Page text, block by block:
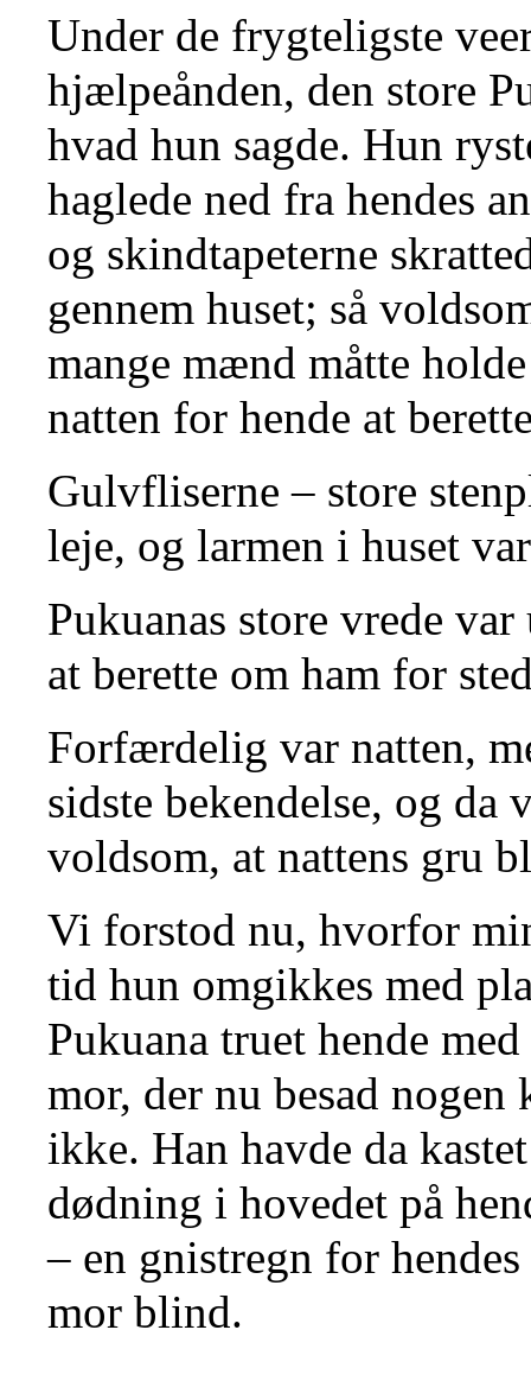
Under de frygteligste
hjælpeånden, den store
hvad hun sagde. Hun
haglede ned fra hendes
og skindtapeterne
gennem huset; så
mange mænd måtte
natten for hende at
Gulvfliserne – store
leje, og larmen i huset
Pukuanas store vrede
at berette om ham for
Forfærdelig var natten,
sidste bekendelse, og da
voldsom, at nattens gru
Vi forstod nu, hvorfor
tid hun omgikkes med
Pukuana truet hende
mor, der nu besad
ikke. Han havde da
dødning i hovedet på
– en gnistregn for
mor blind.